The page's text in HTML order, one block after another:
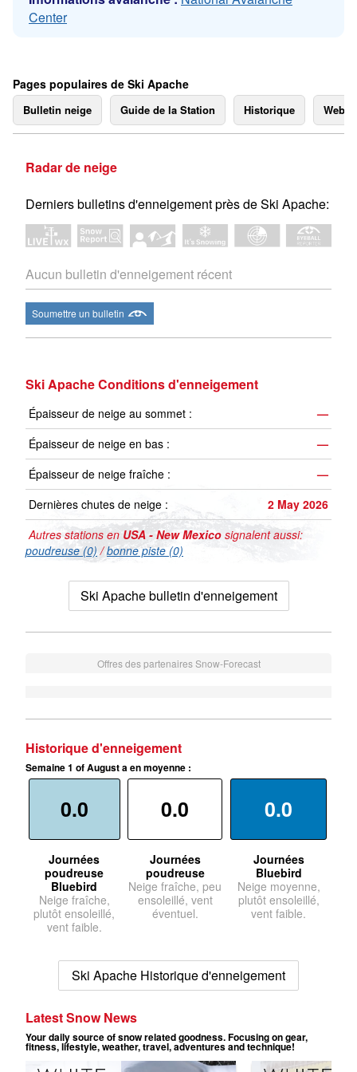
Center
Pages populaires de Ski Apache
Bulletin neige Guide de la Station Historique
Radar de neige
Derniers bulletins d'enneigement près de Ski Apache:
Aucun bulletin d'enneigement récent
Soumettre un bulletin
Ski Apache Conditions d'enneigement
Épaisseur de neige au sommet :
—
Épaisseur de neige en bas :
—
Épaisseur de neige fraîche :
—
Dernières chutes de neige :
2 May 2026
Autres stations en USA - New Mexico signalent aussi:
poudreuse (0) /bonne piste (0)
Ski Apache bulletin d'enneigement
Offres des partenaires Snow-Forecast
Historique d'enneigement
Semaine 1 of August a en moyenne :
0.0
Journées
poudreuse
Bluebird
Neige fraîche,
plutôt ensoleillé,
vent faible.
0.0
Journées
poudreuse
Neige fraîche, peu
ensoleillé, vent
éventuel.
0.0
Journées
Bluebird
Neige moyenne,
plutôt ensoleillé,
vent faible.
Ski Apache Historique d'enneigement